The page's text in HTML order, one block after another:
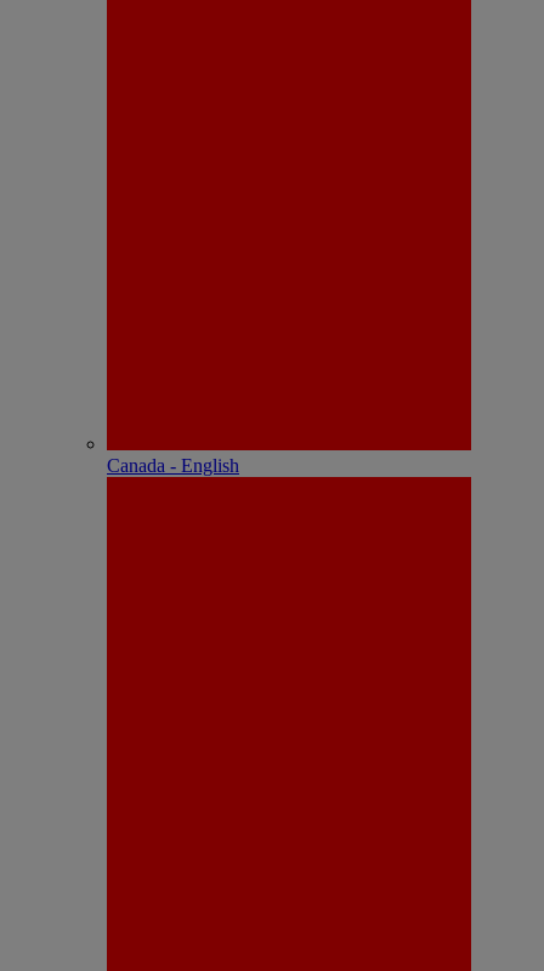
Canada - English